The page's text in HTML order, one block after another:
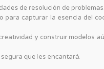
de resolución de problemas.
para capturar la esencia del
y construir modelos
que les encantará.